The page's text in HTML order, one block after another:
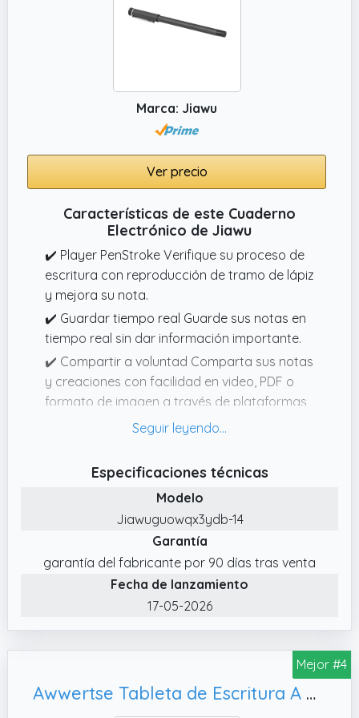
técnicas de grabación tanto tradicionales
como modernas y mantiene la eficiencia
✔️ Diseño de almacenamiento organizativo:
con múltiples compartimentos y soportes
para bolígrafos, este organizador de
escritura mantiene los materiales ordenados
mientras que el sistema de solución de
para documentos e instrumentos de
escritura y evita el desorden durante el
transporte y el uso diario.
✔️ Sistema de energía integrado: esta
computadora portátil con carga inalámbrica
contiene una batería de 8000 mAh que
admite métodos de carga inalámbricos y
por cable, mientras que el sistema de
administración de energía mantiene la
funcionalidad del dispositivo y proporciona
acceso continuo a la energía durante las
sesiones de escritura y el uso móvil.
Marca: Jiawu
Ver precio
Características de este Cuaderno
Electrónico de Jiawu
✔️ Player PenStroke Verifique su proceso de
escritura con reproducción de tramo de lápiz
y mejora su nota.
✔️ Guardar tiempo real Guarde sus notas en
tiempo real sin dar información importante.
✔️ Compartir a voluntad Comparta sus notas
y creaciones con facilidad en video, PDF o
formato de imagen a través de plataformas
de correo electrónico y redes sociales.
notas en varios formatos para su flexibilidad
y compatibilidad con diferentes dispositivos.
✔️ Detección de manuscritos Reconocer el
manuscrito de manera precisa y eficiente
para mejorar la productividad.
Especificaciones técnicas
Modelo
Jiawuguowqx3ydb-14
Garantía
garantía del fabricante por 90 días tras venta
Fecha de lanzamiento
17-05-2026
Mejor #4
Awwertse Tableta de Escritura A Mano LCD Plegable de 14, Color